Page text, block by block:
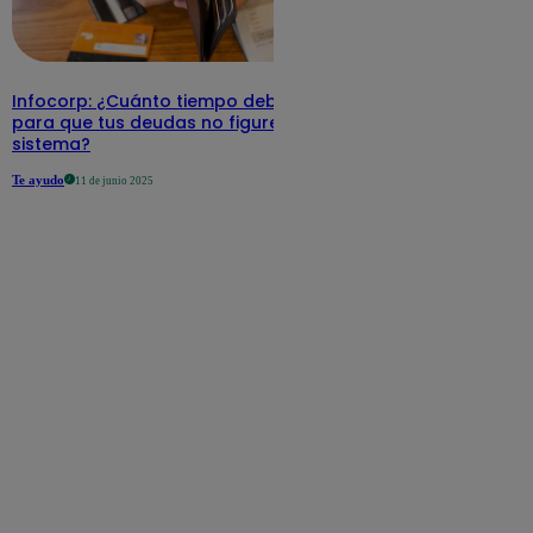
Infocorp: ¿Cuánto tiempo debe pasar
para que tus deudas no figuren en su
sistema?
Te ayudo 11 de junio 2025